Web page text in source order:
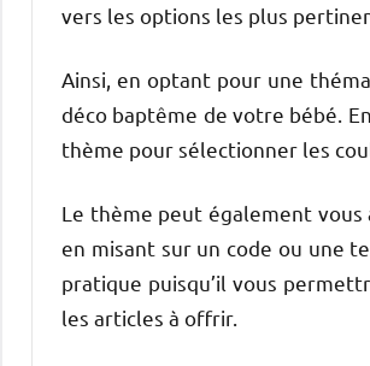
vers les options les plus
Ainsi, en optant pour une
déco baptême de votre bébé.
thème pour sélectionner les
Le thème peut également
en misant sur un code ou une
pratique puisqu’il vous
les articles à offrir.